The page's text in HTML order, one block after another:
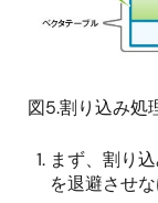
図5.割り込み処
まず、割り
を退避させ